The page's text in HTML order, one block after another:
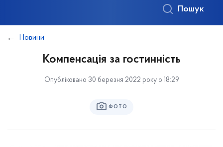
Пошук
Новини
Компенсація за гостинність
Опубліковано 30 березня 2022 року о 18:29
ФОТО